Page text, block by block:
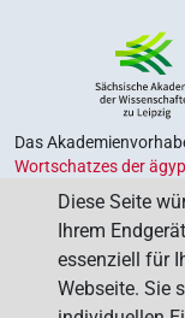
Das
Wortschatzes der
Alten Ägypten‟
ist Teil
Akademienprogramms
Vergegenwärtigung
das Programm von
Wissenschaften.
Diese Seite
Ihrem
essenziell für
Webseite. Sie